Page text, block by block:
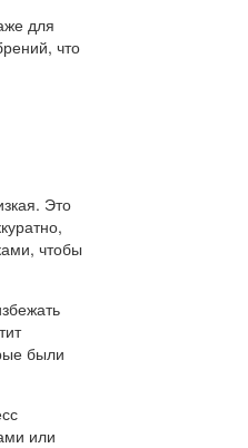
для
что
Это
чтобы
были
или